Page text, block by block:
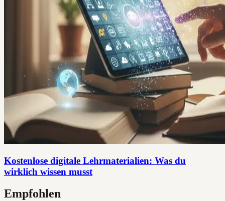
Kostenlose digitale Lehrmaterialien: Was du
wirklich wissen musst
Empfohlen